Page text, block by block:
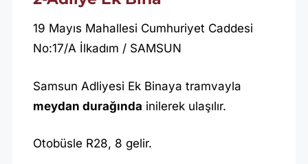
19 Mayıs Mahallesi Cumhuriyet Caddesi
No:17/A İlkadım / SAMSUN
Samsun Adliyesi Ek Binaya tramvayla
meydan durağında inilerek ulaşılır.
Otobüsle R28, 8 gelir.